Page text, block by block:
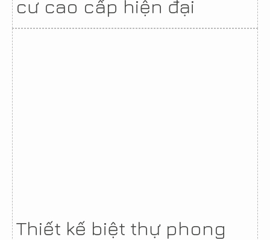
cư cao cấp hiện đại
Thiết kế biệt thự phong